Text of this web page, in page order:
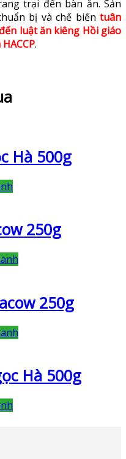
trại đến bàn ăn. Sản
bị và chế biến tuân
luật ăn kiêng Hồi giáo
.
Hà 500g
250g
250g
Hà 500g